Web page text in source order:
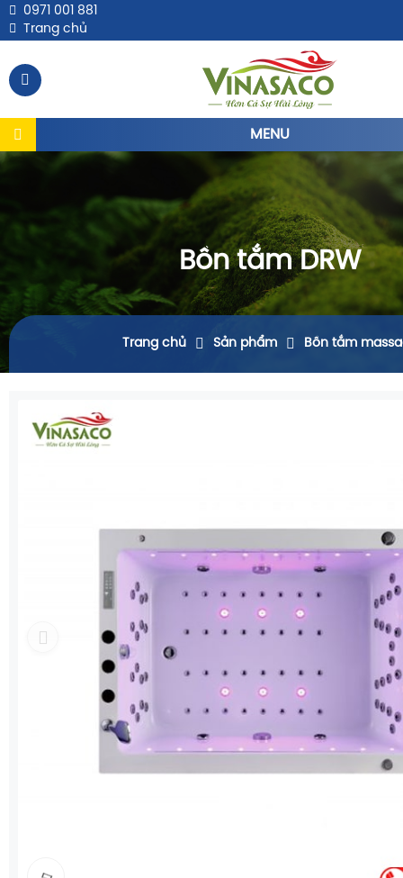
0971 001 881
Trang chủ
MENU
Bồn tắm DRW
Trang chủ Sản phẩm Bồn tắm